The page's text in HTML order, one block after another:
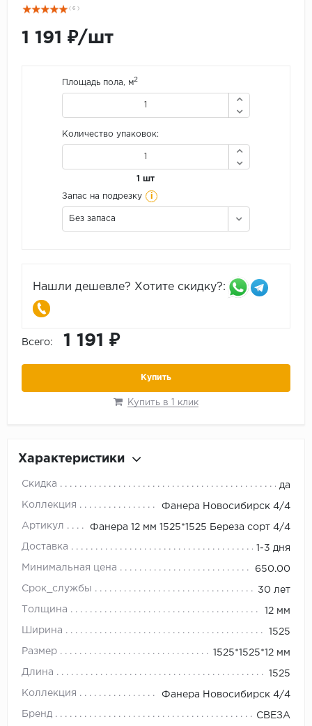
( 6 )
1 191 ₽/шт
Площадь пола, м2
Количество упаковок:
1 шт
Запас на подрезку i
Без запаса
Нашли дешевле? Хотите скидку?:
Всего: 1 191 ₽
Купить
Купить в 1 клик
Характеристики
Скидка да
Коллекция Фанера Новосибирск 4/4
Артикул Фанера 12 мм 1525*1525 Береза сорт 4/4
Доставка 1-3 дня
Минимальная цена 650.00
Срок_службы 30 лет
Толщина 12 мм
Ширина 1525
Размер 1525*1525*12 мм
Длина 1525
Коллекция Фанера Новосибирск 4/4
Бренд СВЕЗА